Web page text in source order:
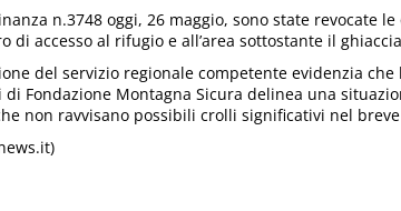
n.3748 oggi, 26 maggio, sono state revocate
di accesso al rifugio e all’area sottostante il
del servizio regionale competente evidenzia
di Fondazione Montagna Sicura delinea una
non ravvisano possibili crolli significativi nel